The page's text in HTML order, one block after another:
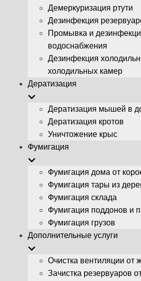
Демеркуризация ртути
Дезинфекция
Промывка и
водоснабжения
Дезинфекция
холодильных камер
Дератизация
Дератизация мышей в
Дератизация кротов
Уничтожение крыс
Фумигация
Фумигация дома от
Фумигация тары из
Фумигация склада
Фумигация поддонов и
Фумигация грузов
Дополнительные услуги
Очистка вентиляции от
Зачистка резервуаров